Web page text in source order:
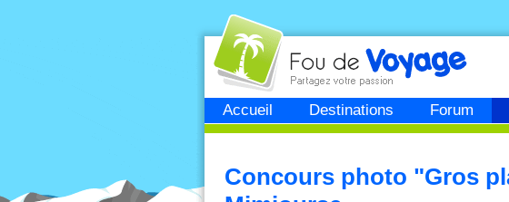
Accueil Destinations Forum
Fou devoyage
Concours photo "Gros